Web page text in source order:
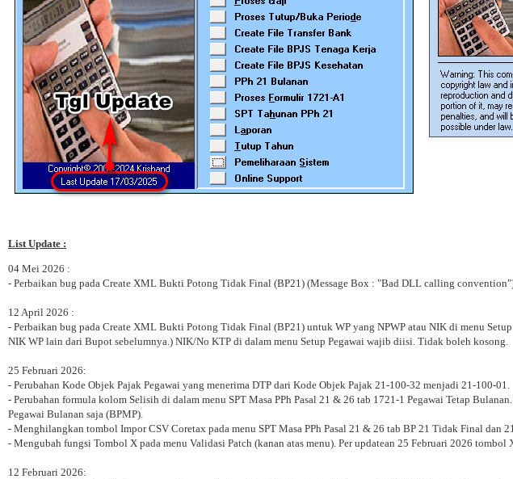
List Update :
04 Mei 2026 :
- Perbaikan bug pada Create XML Bukti Potong Tidak Final (BP21) (Message Box : "Bad DLL calling
12 April 2026 :
- Perbaikan bug pada Create XML Bukti Potong Tidak Final (BP21) untuk WP yang NPWP atau NIK di menu
NIK WP lain dari Bupot sebelumnya.) NIK/No KTP di dalam menu Setup Pegawai wajib diisi. Tidak boleh kosong.
25 Februari 2026:
- Perubahan Kode Objek Pajak Pegawai yang menerima DTP dari Kode Objek Pajak 21-100-32 menjadi 21-100-01.
- Perubahan formula kolom Selisih di dalam menu SPT Masa PPh Pasal 21 & 26 tab 1721-1 Pegawai Tetap
Pegawai Bulanan saja (BPMP).
- Menghilangkan tombol Impor CSV Coretax pada menu SPT Masa PPh Pasal 21 & 26 tab BP 21 Tidak Final dan
- Mengubah fungsi Tombol X pada menu Validasi Patch (kanan atas menu). Per updatean 25 Februari 2026
12 Februari 2026: